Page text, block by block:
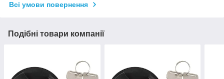
Всі умови повернення
Подібні товари компанії